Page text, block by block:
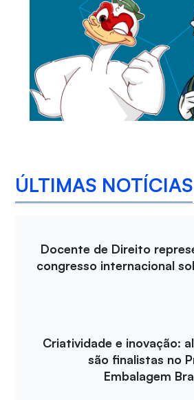
ÚLTIMAS NOTÍCIAS
Docente de Direito
congresso internacional
Criatividade e inovação:
são finalistas no
Embalagem